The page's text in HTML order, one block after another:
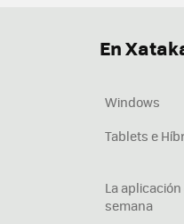
En
Windows
Tablets e
La
semana